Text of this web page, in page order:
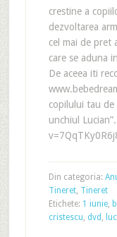
crestine a
dezvoltarea
cel mai de pret
care se aduna
De aceea iti
copilului tau de
unchiul
Din categoria:
Tineret, Tineret
Etichete: 1 iunie,
cristescu, dvd ,